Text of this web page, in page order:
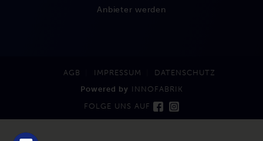
Anbieter werden
AGB IMPRESSUM
DATENSCHUTZ
Powered by INNOFABRIK
FOLGE UNS AUF